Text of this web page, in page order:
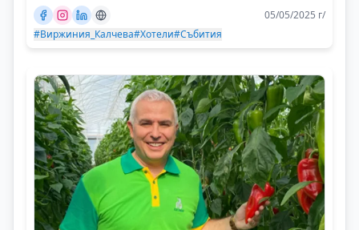
05/05/2025 г/
#Виржиния_Калчева#Хотели#Събития